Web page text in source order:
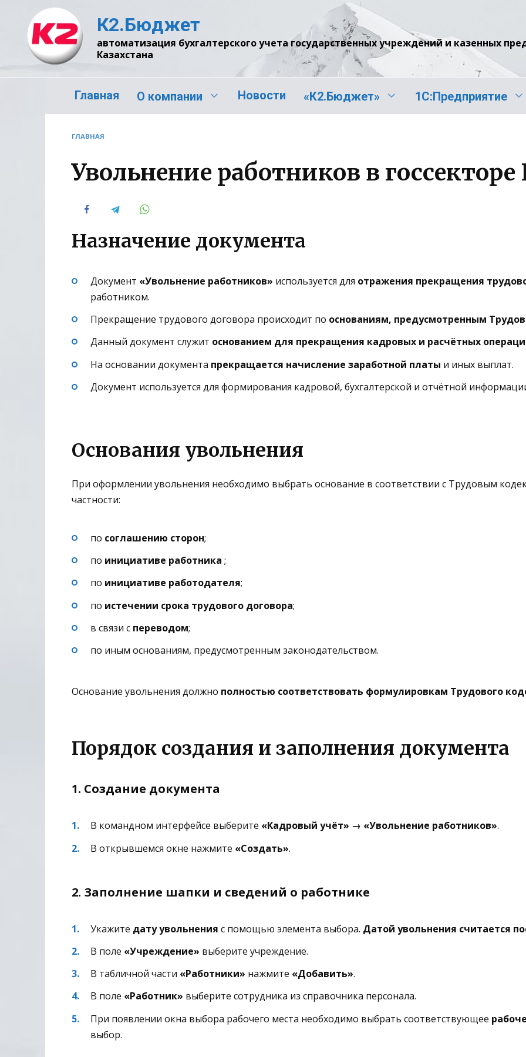
содержанию
К2.Бюджет
автоматизация бухгалтерского учета государственных учреждений и казенных
Казахстана
Главная О компании Новости «К2.Бюджет» 1С:Предприятие
ГЛАВНАЯ
Увольнение работников в госсекторе
Назначение документа
Документ «Увольнение работников» используется для отражения прекращения
работником.
Прекращение трудового договора происходит по основаниям, предусмотренным
Данный документ служит основанием для прекращения кадровых и расчётных
На основании документа прекращается начисление заработной платы и иных выплат.
Документ используется для формирования кадровой, бухгалтерской и отчётной
Основания увольнения
При оформлении увольнения необходимо выбрать основание в соответствии с Трудовым
частности:
по соглашению сторон;
по инициативе работника ;
по инициативе работодателя;
по истечении срока трудового договора;
в связи с переводом;
по иным основаниям, предусмотренным законодательством.
Основание увольнения должно полностью соответствовать формулировкам Трудового
Порядок создания и заполнения документа
1. Создание документа
В командном интерфейсе выберите «Кадровый учёт» → «Увольнение работников».
В открывшемся окне нажмите «Создать».
2. Заполнение шапки и сведений о работнике
Укажите дату увольнения с помощью элемента выбора. Датой увольнения считается
В поле «Учреждение» выберите учреждение.
В табличной части «Работники» нажмите «Добавить».
В поле «Работник» выберите сотрудника из справочника персонала.
При появлении окна выбора рабочего места необходимо выбрать соответствующее
выбор.